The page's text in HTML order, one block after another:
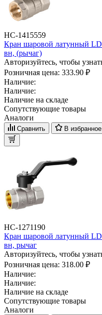
НС-1415559
Кран шаровой латунный
вн, (рычаг)
Авторизуйтесь, чтобы
Розничная цена: 333.90 ₽
Наличие:
Наличие:
Наличие на складе
Сопутствующие товары
Аналоги
Сравнить В избранное
НС-1271190
Кран шаровой латунный
вн, рычаг
Авторизуйтесь, чтобы
Розничная цена: 318.00 ₽
Наличие:
Наличие:
Наличие на складе
Сопутствующие товары
Аналоги